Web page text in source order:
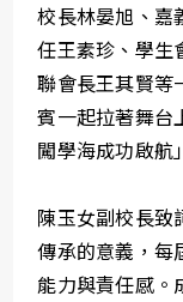
校長林晏旭、嘉
任王素珍、學生
聯會長王其賢等
賓一起拉著舞台
闖學海成功啟航
陳玉女副校長致
傳承的意義，每
能力與責任感。